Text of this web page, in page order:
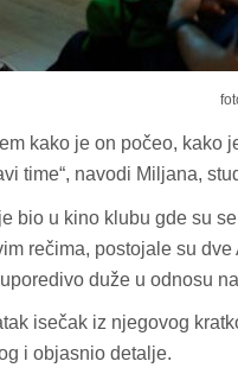
kako je on počeo, kako
time“, navodi Miljana,
bio u kino klubu gde su
rečima, postojale su
duže u odnosu
isečak iz njegovog
i objasnio detalje.